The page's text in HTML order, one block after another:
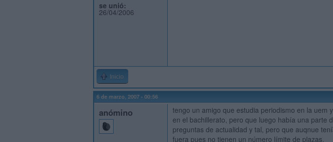
se unió:
26/04/2006
Inicio
6 de marzo, 2007 - 00:56
anómino
tengo un amigo que estudia periodismo en la uem
en el bachillerato, pero que luego había una parte
preguntas de actualidad y tal, pero que auqnue
fuera pues no tienen un número límite de plazas.